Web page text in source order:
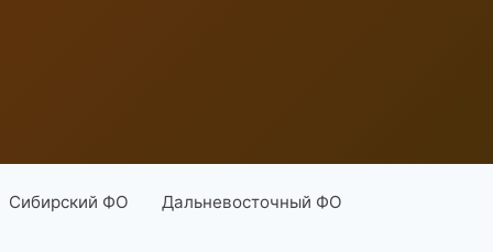
Сибирский ФО Дальневосточный ФО